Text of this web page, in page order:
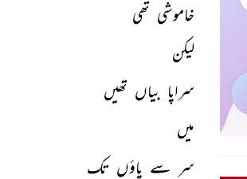
خاموشی تھی
لیکن
سراپا بیاں تھیں
میں
سر سے پاؤں تک